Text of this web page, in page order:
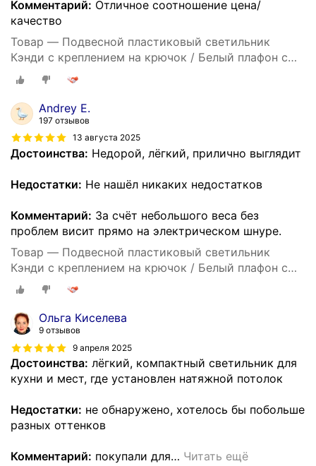
Комментарий: Отличное соотношение цена/
качество
Товар — Подвесной пластиковый светильник
Кэнди с креплением на крючок / Белый плафон с
белым шнуром 80 см и направлением света вниз /
Люстра подвесная с цоколем Е27 / 60Вт / IP20 /
220В / 290х170 мм, без ламп, НСБ 21-60-202
Andrey E.
197 отзывов
13 августа 2025
Достоинства: Недорой, лёгкий, прилично выглядит
Недостатки: Не нашёл никаких недостатков
Комментарий: За счёт небольшого веса без
проблем висит прямо на электрическом шнуре.
Товар — Подвесной пластиковый светильник
Кэнди с креплением на крючок / Белый плафон с
белым шнуром 80 см и направлением света вниз /
Люстра подвесная с цоколем Е27 / 60Вт / IP20 /
220В / 290х170 мм, без ламп, НСБ 21-60-202
Ольга Киселева
9 отзывов
9 апреля 2025
Достоинства: лёгкий, компактный светильник для
кухни и мест, где установлен натяжной потолок
Недостатки: не обнаружено, хотелось бы побольше
разных оттенков
Комментарий: покупали для… Читать ещё